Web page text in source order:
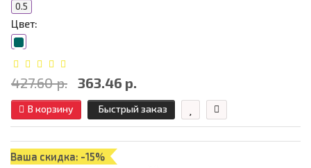
0.5
Цвет:
427.60 р. 363.46 р.
В корзину Быстрый заказ
Ваша скидка: -15%